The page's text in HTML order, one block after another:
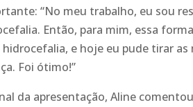
“No meu trabalho, eu sou
Então, para mim, essa
hidrocefalia, e hoje eu pude tirar
Foi ótimo!”
da apresentação, Aline